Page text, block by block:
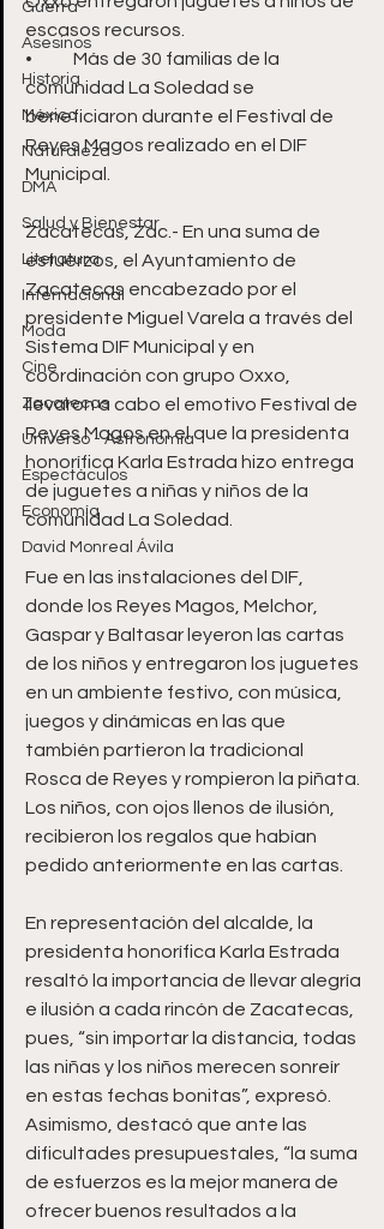
Guerra
Asesinos
Historia
México
Naturaleza
DMA
Salud y Bienestar
Literatura
Internacional
Moda
Cine
Zacatecas
Universo - Astronomía
Espectáculos
Economía
David Monreal Ávila
escasos recursos.
•	Más de 30 familias de la
comunidad La Soledad se
beneficiaron durante el Festival de
Reyes Magos realizado en el DIF
Municipal.
Zacatecas, Zac.- En una suma de
esfuerzos, el Ayuntamiento de
Zacatecas encabezado por el
presidente Miguel Varela a través del
Sistema DIF Municipal y en
coordinación con grupo Oxxo,
llevaron a cabo el emotivo Festival de
Reyes Magos en el que la presidenta
honorífica Karla Estrada hizo entrega
de juguetes a niñas y niños de la
comunidad La Soledad.
Fue en las instalaciones del DIF,
donde los Reyes Magos, Melchor,
Gaspar y Baltasar leyeron las cartas
de los niños y entregaron los juguetes
en un ambiente festivo, con música,
juegos y dinámicas en las que
también partieron la tradicional
Rosca de Reyes y rompieron la piñata.
Los niños, con ojos llenos de ilusión,
recibieron los regalos que habían
pedido anteriormente en las cartas.
En representación del alcalde, la
presidenta honorífica Karla Estrada
resaltó la importancia de llevar alegría
e ilusión a cada rincón de Zacatecas,
pues, “sin importar la distancia, todas
las niñas y los niños merecen sonreír
en estas fechas bonitas”, expresó.
Asimismo, destacó que ante las
dificultades presupuestales, “la suma
de esfuerzos es la mejor manera de
ofrecer buenos resultados a la